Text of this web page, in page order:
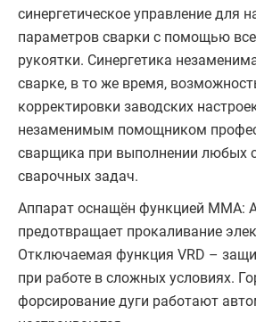
синергетическое управление для
параметров сварки с помощью
рукоятки. Синергетика
сварке, в то же время,
корректировки заводских
незаменимым помощником
сварщика при выполнении любых
сварочных задач.
Аппарат оснащён функцией ММА:
предотвращает прокаливание
Отключаемая функция VRD –
при работе в сложных условиях.
форсирование дуги работают